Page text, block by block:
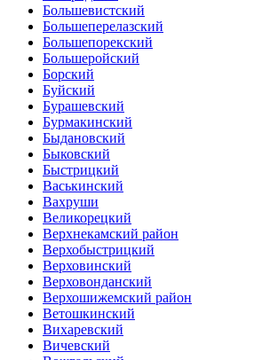
Большевистский
Большеперелазский
Большепорекский
Большеройский
Борский
Буйский
Бурашевский
Бурмакинский
Быдановский
Быковский
Быстрицкий
Васькинский
Вахруши
Великорецкий
Верхнекамский район
Верхобыстрицкий
Верховинский
Верховонданский
Верхошижемский район
Ветошкинский
Вихаревский
Вичевский